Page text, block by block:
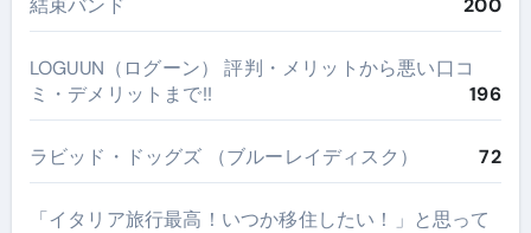
LOGUUN（ログーン） 評判・メリットから悪い口コ
ミ・デメリットまで!!
196
ラビッド・ドッグズ （ブルーレイディスク） 72
​「イタリア旅行最高！いつか移住したい！」と思って